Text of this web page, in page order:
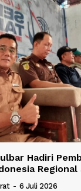
Hadiri
- 6 Juli 2026